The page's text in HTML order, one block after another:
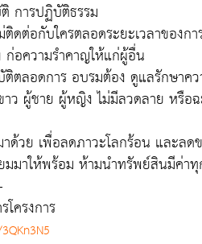
การปฏิบัติธรรม
ดต่อกับใครตลอดระยะเวลาของก
อความรำคาญให้แก่ผู้อื่น
ตลอดการ อบรมต้อง ดูแลรักษา
ว ผู้ชาย ผู้หญิง ไม่มีลวดลาย หรื
ด้วย เพื่อลดภาวะโลกร้อน และล
มมาให้พร้อม ห้ามนำทรัพย์สินมีค่า
โครงการ